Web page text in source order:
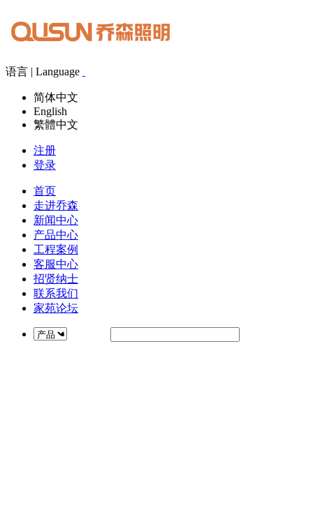
语言 | Language
简体中文
English
繁體中文
注册
登录
首页
走进乔森
新闻中心
产品中心
工程案例
客服中心
招贤纳士
联系我们
家苑论坛